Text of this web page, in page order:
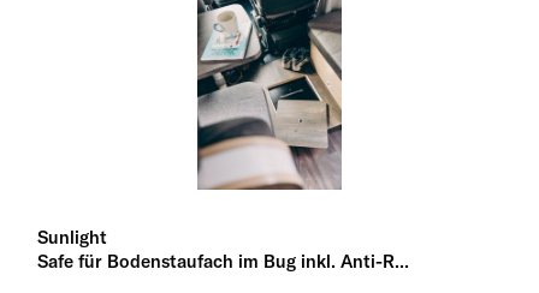
Sunlight
Safe für Bodenstaufach im Bug inkl. Anti-R...